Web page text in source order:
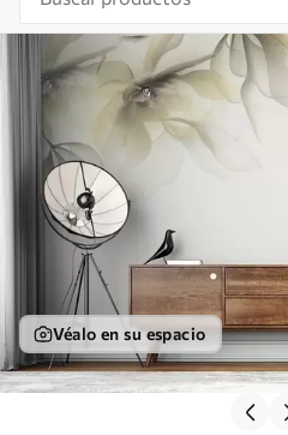
Véalo en su espacio